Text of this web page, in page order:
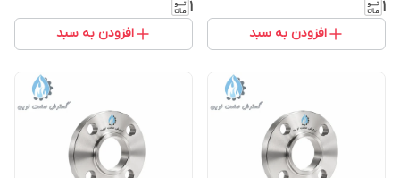
۱
افزودن به سبد
۱
افزودن به سبد